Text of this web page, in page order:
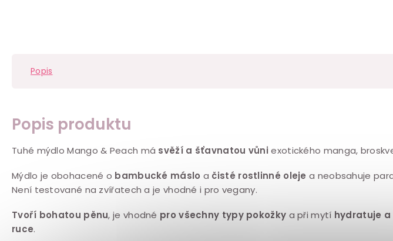
Popis
Popis produktu
Tuhé mýdlo Mango & Peach má svěží a šťavnatou vůniexotického manga,
Mýdlo je obohacené o bambucké máslo a čisté rostlinné oleje a neobsahuje
Není testované na zvířatech a je vhodné i pro vegany.
Tvoří bohatou pěnu, je vhodné pro všechny typy pokožky a při mytí hydratuje a
ruce.